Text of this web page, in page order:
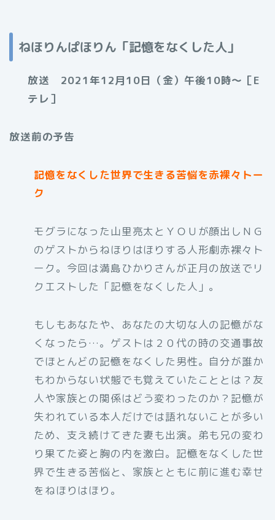
ねほりんぱほりん「記憶をなくした人」
放送 2021年12月10日（金）午後10時～［E
テレ］
放送前の予告
記憶をなくした世界で生きる苦悩を赤裸々トー
ク
モグラになった山里亮太とＹＯＵが顔出しＮＧ
のゲストからねほりはほりする人形劇赤裸々ト
ーク。今回は満島ひかりさんが正月の放送でリ
クエストした「記憶をなくした人」。
もしもあなたや、あなたの大切な人の記憶がな
くなったら…。ゲストは２０代の時の交通事故
でほとんどの記憶をなくした男性。自分が誰か
もわからない状態でも覚えていたこととは？友
人や家族との関係はどう変わったのか？記憶が
失われている本人だけでは語れないことが多い
ため、支え続けてきた妻も出演。弟も兄の変わ
り果てた姿と胸の内を激白。記憶をなくした世
界で生きる苦悩と、家族とともに前に進む幸せ
をねほりはほり。